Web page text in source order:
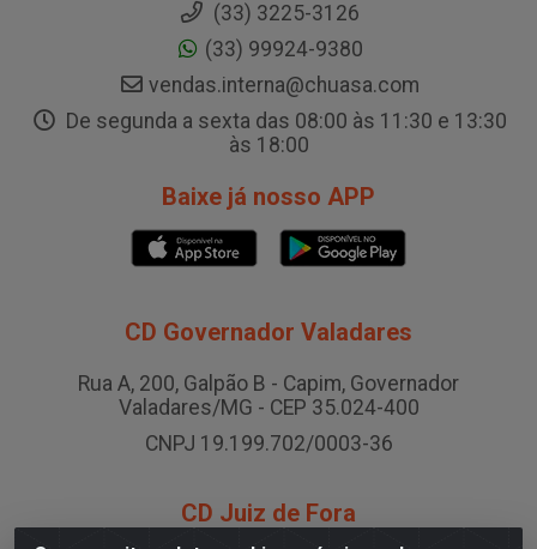
(33) 3225-3126
(33) 99924-9380
vendas.interna@chuasa.com
De segunda a sexta das 08:00 às 11:30 e 13:30
às 18:00
Baixe já nosso APP
CD Governador Valadares
Rua A, 200, Galpão B - Capim, Governador
Valadares/MG - CEP 35.024-400
CNPJ 19.199.702/0003-36
CD Juiz de Fora